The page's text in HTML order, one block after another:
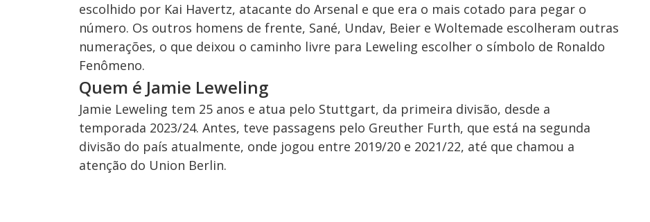
escolhido por Kai Havertz, atacante do Arsenal e que era o mais cotado para pegar o
número. Os outros homens de frente, Sané, Undav, Beier e Woltemade escolheram outras
numerações, o que deixou o caminho livre para Leweling escolher o símbolo de Ronaldo
Fenômeno.
Quem é Jamie Leweling
Jamie Leweling tem 25 anos e atua pelo Stuttgart, da primeira divisão, desde a
temporada 2023/24. Antes, teve passagens pelo Greuther Furth, que está na segunda
divisão do país atualmente, onde jogou entre 2019/20 e 2021/22, até que chamou a
atenção do Union Berlin.